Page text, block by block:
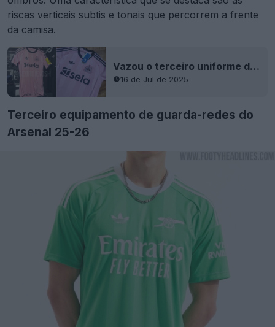
riscas verticais subtis e tonais que percorrem a frente
da camisa.
Vazou o terceiro uniforme do Newcastle United 25-26 para goleiros
16 de Jul de 2025
Terceiro equipamento de guarda-redes do
Arsenal 25-26